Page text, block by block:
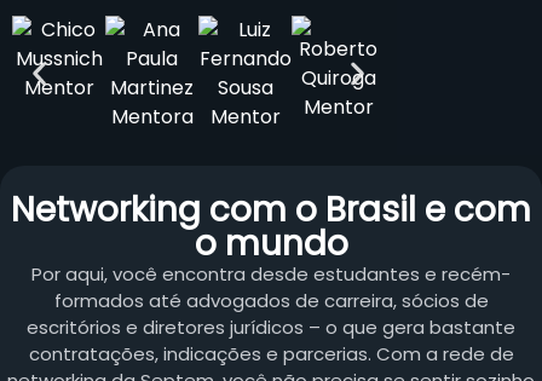
Networking com o Brasil e com
o mundo
Por aqui, você encontra desde estudantes e recém-
formados até advogados de carreira, sócios de
escritórios e diretores jurídicos – o que gera bastante
contratações, indicações e parcerias. Com a rede de